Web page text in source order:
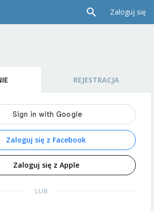
Zaloguj się
REJESTRACJA
Zaloguj się z Facebook
Zaloguj się z Apple
LUB